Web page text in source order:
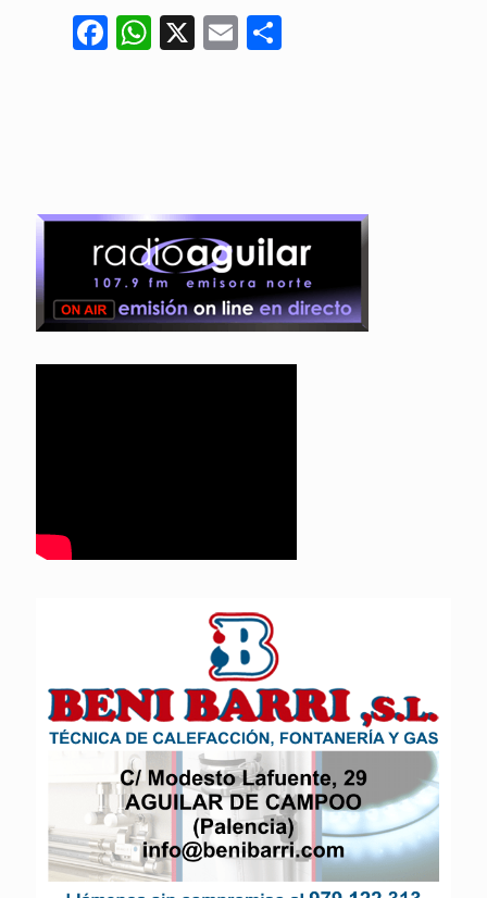
Facebook
WhatsApp
X Email